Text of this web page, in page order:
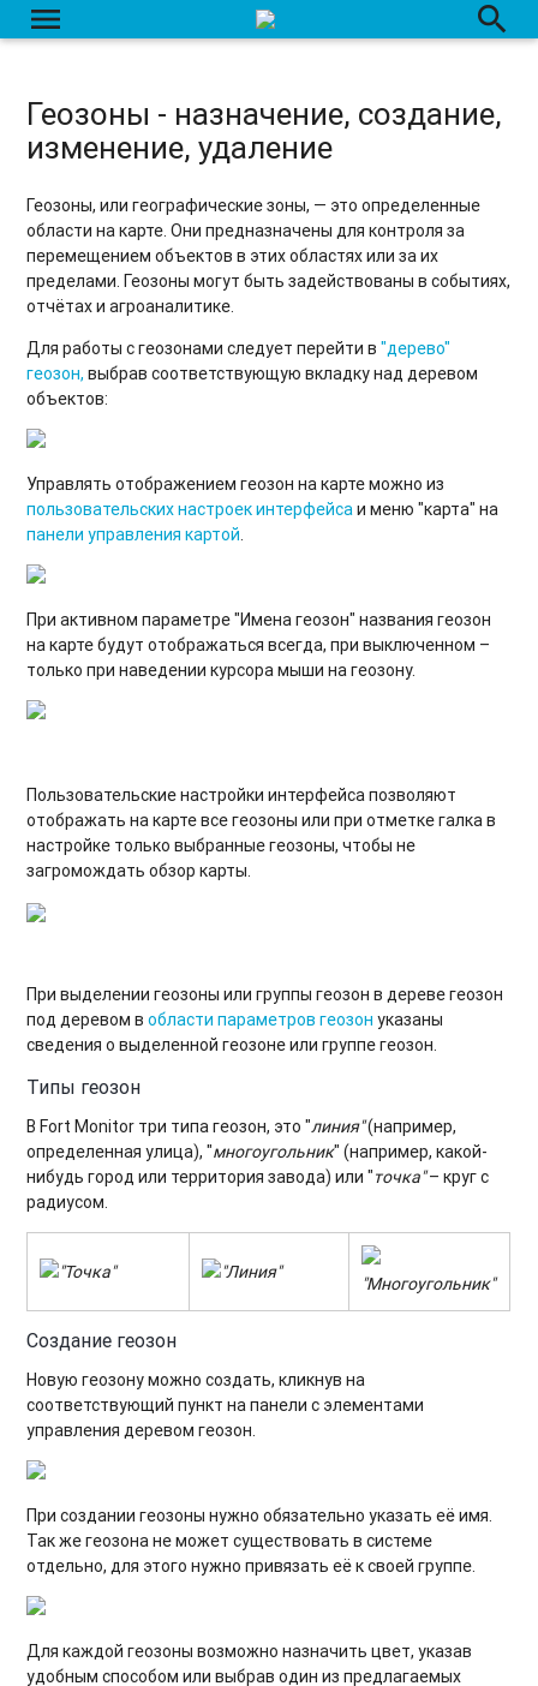
menu search
Геозоны - назначение, создание,
изменение, удаление
Геозоны, или географические зоны, — это определенные
области на карте. Они предназначены для контроля за
перемещением объектов в этих областях или за их
пределами. Геозоны могут быть задействованы в событиях,
отчётах и агроаналитике.
Для работы с геозонами следует перейти в"дерево"
геозон, выбрав соответствующую вкладку над деревом
объектов:
Управлять отображением геозон на карте можно из
пользовательских настроек интерфейсаи меню "карта" на
панели управления картой.
При активном параметре "Имена геозон" названия геозон
на карте будут отображаться всегда, при выключенном –
только при наведении курсора мыши на геозону.
Пользовательские настройки интерфейса позволяют
отображать на карте все геозоны или при отметке галка в
настройке только выбранные геозоны, чтобы не
загромождать обзор карты.
При выделении геозоны или группы геозон в дереве геозон
под деревом вобласти параметров геозон указаны
сведения о выделенной геозоне или группе геозон.
Типы геозон
В Fort Monitor три типа геозон, это "линия"(например,
определенная улица), "многоугольник" (например, какой-
нибудь город или территория завода) или "точка"– круг c
радиусом.
"Точка" "Линия"
"Многоугольник"
Создание геозон
Новую геозону можно создать, кликнув на
соответствующий пункт на панели с элементами
управления деревом геозон.
При создании геозоны нужно обязательно указать её имя.
Так же геозона не может существовать в системе
отдельно, для этого нужно привязать её к своей группе.
Для каждой геозоны возможно назначить цвет, указав
удобным способом или выбрав один из предлагаемых